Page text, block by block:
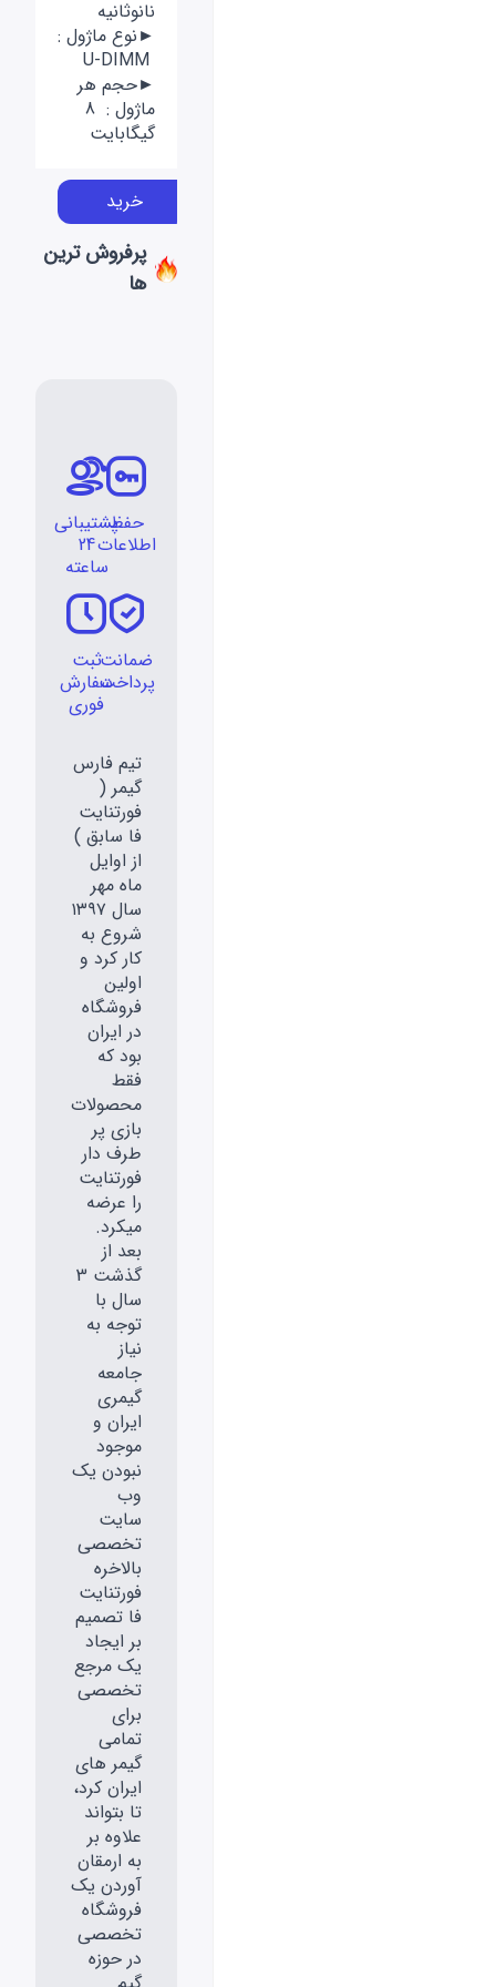
نانوثانیه
►نوع ماژول :
►حجم هر
ماژول : 8
گیگابایت
خرید
پرفروش ترین
ها
حفظ
اطلاعات
پشتیبانی
24
ساعته
ضمانت
پرداخت
ثبت
سفارش
فوری
تیم فارس
گیمر (
فورتنایت
فا سابق )
از اوایل
ماه مهر
سال ۱۳۹۷
شروع به
کار کرد و
اولین
فروشگاه
در ایران
بود که
فقط
محصولات
بازی پر
طرف دار
فورتنایت
را عرضه
میکرد.
بعد از
گذشت 3
سال با
توجه به
نیاز
جامعه
گیمری
ایران و
موجود
نبودن یک
وب
سایت
تخصصی
بالاخره
فورتنایت
فا تصمیم
بر ایجاد
یک مرجع
تخصصی
برای
تمامی
گیمر های
ایران کرد،
تا بتواند
علاوه بر
به ارمقان
آوردن یک
فروشگاه
تخصصی
در حوزه